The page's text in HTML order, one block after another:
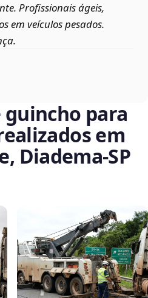
Profissionais ágeis,
em veículos pesados.
guincho para
em
Diadema‑SP